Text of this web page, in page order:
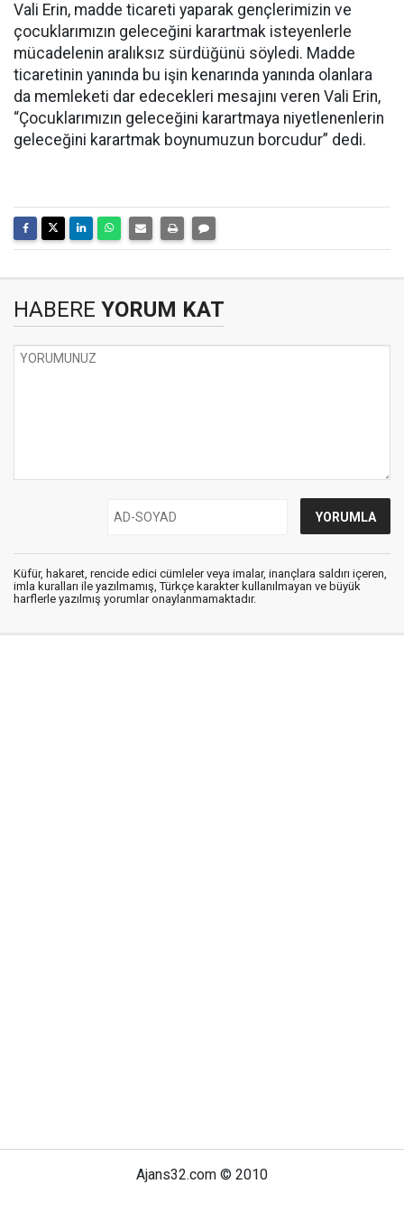
Vali Erin, madde ticareti yaparak gençlerimizin ve
çocuklarımızın geleceğini karartmak isteyenlerle
mücadelenin aralıksız sürdüğünü söyledi. Madde
ticaretinin yanında bu işin kenarında yanında olanlara
da memleketi dar edecekleri mesajını veren Vali Erin,
“Çocuklarımızın geleceğini karartmaya niyetlenenlerin
geleceğini karartmak boynumuzun borcudur” dedi.
HABERE YORUM KAT
Küfür, hakaret, rencide edici cümleler veya imalar, inançlara saldırı içeren,
imla kuralları ile yazılmamış, Türkçe karakter kullanılmayan ve büyük
harflerle yazılmış yorumlar onaylanmamaktadır.
Ajans32.com © 2010